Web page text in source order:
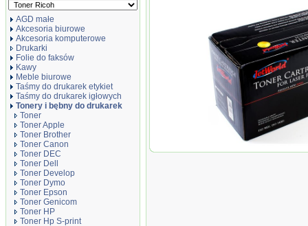
AGD małe
Akcesoria biurowe
Akcesoria komputerowe
Drukarki
Folie do faksów
Kawy
Meble biurowe
Taśmy do drukarek etykiet
Taśmy do drukarek igłowych
Tonery i bębny do drukarek
Toner
Toner Apple
Toner Brother
Toner Canon
Toner DEC
Toner Dell
Toner Develop
Toner Dymo
Toner Epson
Toner Genicom
Toner HP
Toner Hp S-print
Toner JetWorld Czarny